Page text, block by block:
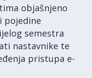
objašnjeno
pojedine
semestra
nastavnike te
pristupa e-